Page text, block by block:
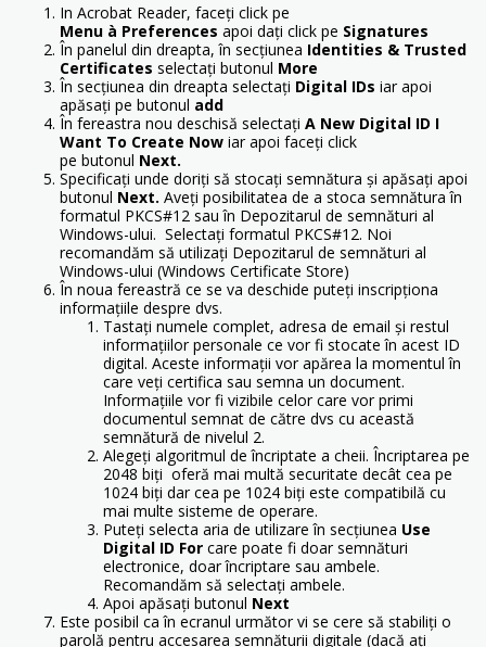
In Acrobat Reader, faceți click pe
Menu à Preferences apoi dați click pe Signatures
În panelul din dreapta, în secțiunea Identities & Trusted
Certificates selectați butonul More
În secțiunea din dreapta selectați Digital IDs iar apoi
apăsați pe butonul add
În fereastra nou deschisă selectați A New Digital ID I
Want To Create Now iar apoi faceți click
pe butonul Next.
Specificați unde doriți să stocați semnătura și apăsați apoi
butonul Next. Aveți posibilitatea de a stoca semnătura în
formatul PKCS#12 sau în Depozitarul de semnături al
Windows-ului. Selectați formatul PKCS#12. Noi
recomandăm să utilizați Depozitarul de semnături al
Windows-ului (Windows Certificate Store)
În noua fereastră ce se va deschide puteți inscripționa
informațiile despre dvs.
Tastați numele complet, adresa de email și restul
informațiilor personale ce vor fi stocate în acest ID
digital. Aceste informații vor apărea la momentul în
care veți certifica sau semna un document.
Informațiile vor fi vizibile celor care vor primi
documentul semnat de către dvs cu această
semnătură de nivelul 2.
Alegeți algoritmul de încriptate a cheii. Încriptarea pe
2048 biți oferă mai multă securitate decât cea pe
1024 biți dar cea pe 1024 biți este compatibilă cu
mai multe sisteme de operare.
Puteți selecta aria de utilizare în secțiunea Use
Digital ID For care poate fi doar semnături
electronice, doar încriptare sau ambele.
Recomandăm să selectați ambele.
Apoi apăsați butonul Next
Este posibil ca în ecranul următor vi se cere să stabiliți o
parolă pentru accesarea semnăturii digitale (dacă ați